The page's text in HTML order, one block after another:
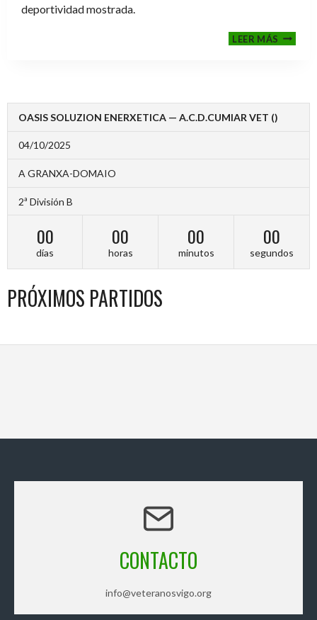
deportividad mostrada.
LEER MÁS
2024-
OASIS SOLUZION ENERXETICA — A.C.D.CUMIAR VET ()
04/10/2025
A GRANXA-DOMAIO
2ª División B
00
días
00
horas
00
minutos
00
segundos
PRÓXIMOS PARTIDOS
CONTACTO
info@veteranosvigo.org